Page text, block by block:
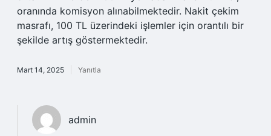
oranında komisyon alınabilmektedir. Nakit çekim
masrafı, 100 TL üzerindeki işlemler için orantılı bir
şekilde artış göstermektedir.
Mart 14, 2025 Yanıtla
admin